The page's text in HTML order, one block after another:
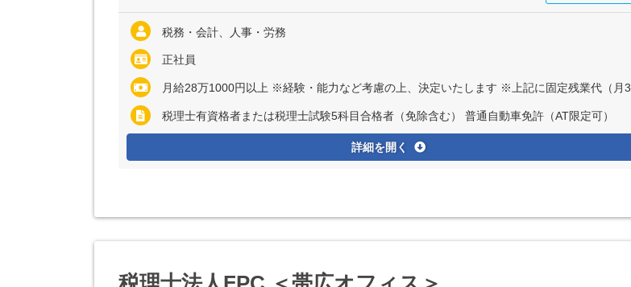
税務・会計、人事・労務
正社員
月給28万1000円以上 ※経験・能力など考慮の上、決定いたします ※上記に固定残業代（月35時間分＝6万円以上）を含む ※超過分は別途全額支給
税理士有資格者または税理士試験5科目合格者（免除含む） 普通自動車免許（AT限定可）
詳細を開く